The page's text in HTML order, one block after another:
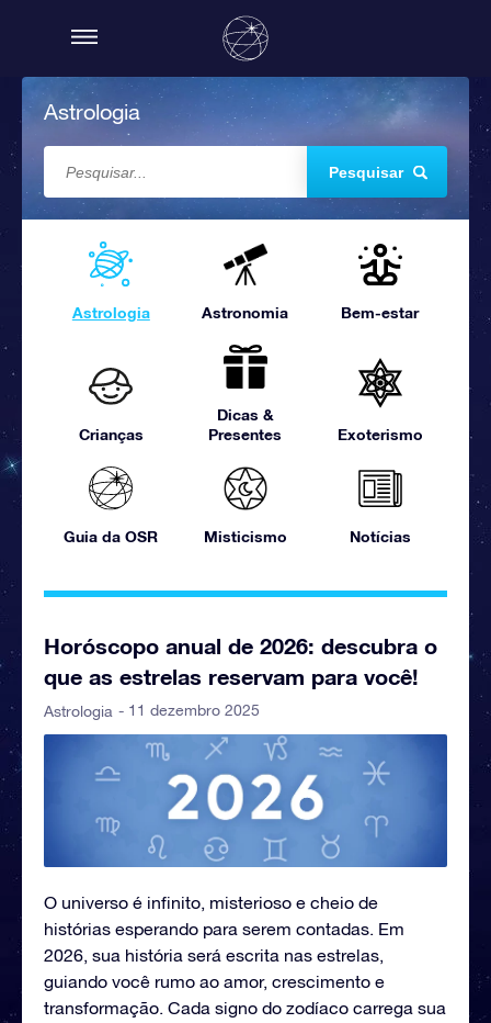
Astrologia
Pesquisar
Astrologia Astronomia Bem-estar
Crianças
Dicas &
Presentes
Exoterismo
Guia da OSR Misticismo Notícias
Horóscopo anual de 2026: descubra o
que as estrelas reservam para você!
Astrologia - 11 dezembro 2025
O universo é infinito, misterioso e cheio de
histórias esperando para serem contadas. Em
2026, sua história será escrita nas estrelas,
guiando você rumo ao amor, crescimento e
transformação. Cada signo do zodíaco carrega sua